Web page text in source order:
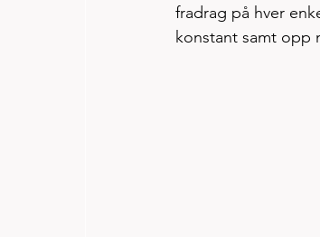
fradrag på hver
konstant samt opp